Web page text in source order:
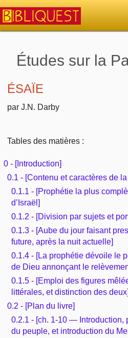
Retour à l'accueil
Librairies, éditeurs
Autres sites chrétiens
Outils
Paramètres
Lisez la Bible
Écoutez la Bible
Rechercher (concordance)
Au sujet de la Bible
Études et commentaires par
Versets Classés
Lecture Journalière
Tous les sujets
Dieu
La Bible
L'Évangile, le Salut
Mort, résurrection
L'Église, l'Assemblée
Prophétie
Études et commentaires par
Personnages bibliques
Commentaires journaliers
COURS Bibliques - GUIDES de
Pour débuter
Rechercher dans le site
Sujets de A à Z
Ouvrages de A à Z
Auteurs de A à Z
Rechercher dans la Bible
Sommaires
Aperçus Livres de la Bible
Autres FAQ
Études sur la
ÉSAÏE
par J.N. Darby
Tables des matières :
0 - [Introduction]
0.1 - [Contenu et caractères de
0.1.1 - [Prophétie la plus
d’Israël]
0.1.2 - [Division par sujets et
0.1.3 - [Aube du jour faisant
future, après la nuit actuelle]
0.1.4 - [La prophétie dévoile le
de Dieu annonçant le
0.1.5 - [Emploi des figures
littérales, et distinction des deux]
0.2 - [Plan du livre]
0.2.1 - [ch. 1-10 — Introduction,
du peuple, et introduction du